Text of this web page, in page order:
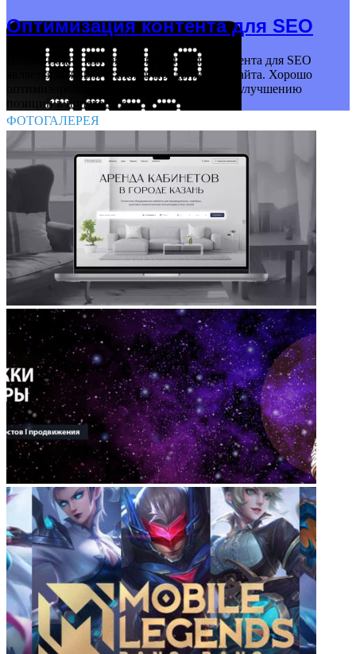
Оптимизация контента для SEO
Оптимизация контента Оптимизация контента для SEO
является важным этапом в продвижении сайта. Хорошо
оптимизированный контент способствует улучшению
позиций в поисковых…
ФОТОГАЛЕРЕЯ